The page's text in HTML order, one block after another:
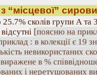
“місцевої”
сколів групи А та
[поясню на
: в колекції є 19
невикористаних
в %
і неретушованих